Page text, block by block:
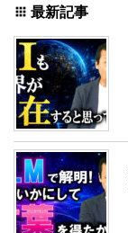
apps 最新記事